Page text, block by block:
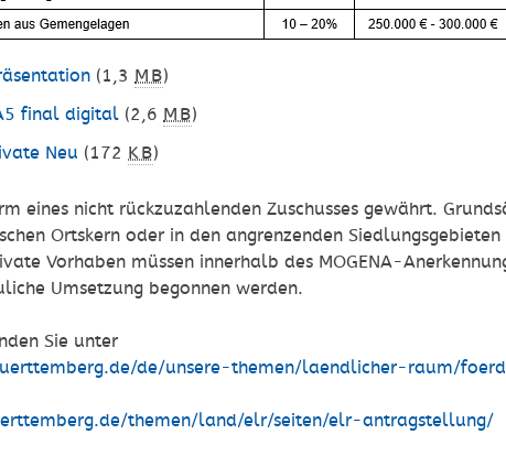
(1,3MB)
final digital (2,6MB)
Neu (172KB)
eines nicht rückzuzahlenden Zuschusses gewährt.
Ortskern oder in den angrenzenden
Vorhaben müssen innerhalb des MOGENA-
Umsetzung begonnen werden.
Sie unter
de/unsere-themen/laendlicher-raum/
themen/land/elr/seiten/elr-antragstellung/